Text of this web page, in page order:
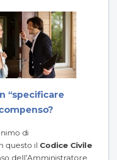
“specificare
di
questo il Codice Civile
dell’Amministratore